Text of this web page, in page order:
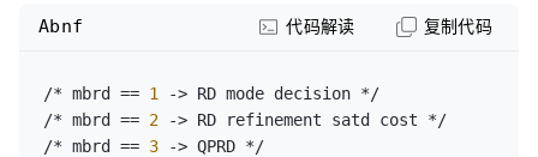
/* mbrd == 1
-> RD mode decision */
/* mbrd == 2 -> RD refinement satd cost */
/* mbrd == 3
Abnf 代码解读 复制代码